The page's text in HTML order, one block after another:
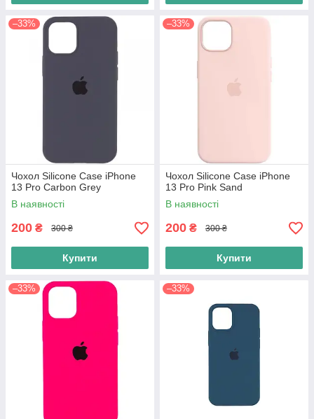
–33%
Чохол Silicone Case iPhone
13 Pro Carbon Grey
В наявності
200 ₴ 300 ₴
Купити
–33%
Чохол Silicone Case iPhone
13 Pro Pink Sand
В наявності
200 ₴ 300 ₴
Купити
–33% –33%